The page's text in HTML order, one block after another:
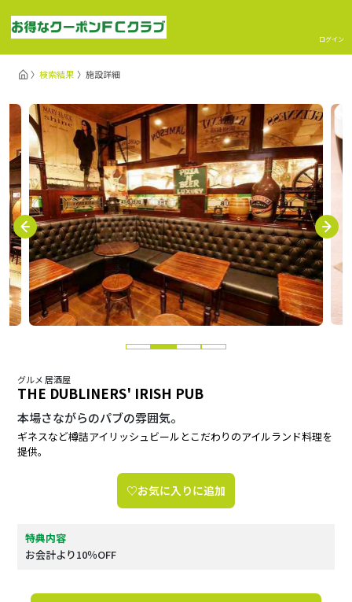
ログイン
検索結果 施設詳細
グルメ 居酒屋
THE DUBLINERS' IRISH PUB
本場さながらのパブの雰囲気。
ギネスなど樽詰アイリッシュビールとこだわりのアイルランド料理を
提供。
♡お気に入りに追加
特典内容
お会計より10％OFF